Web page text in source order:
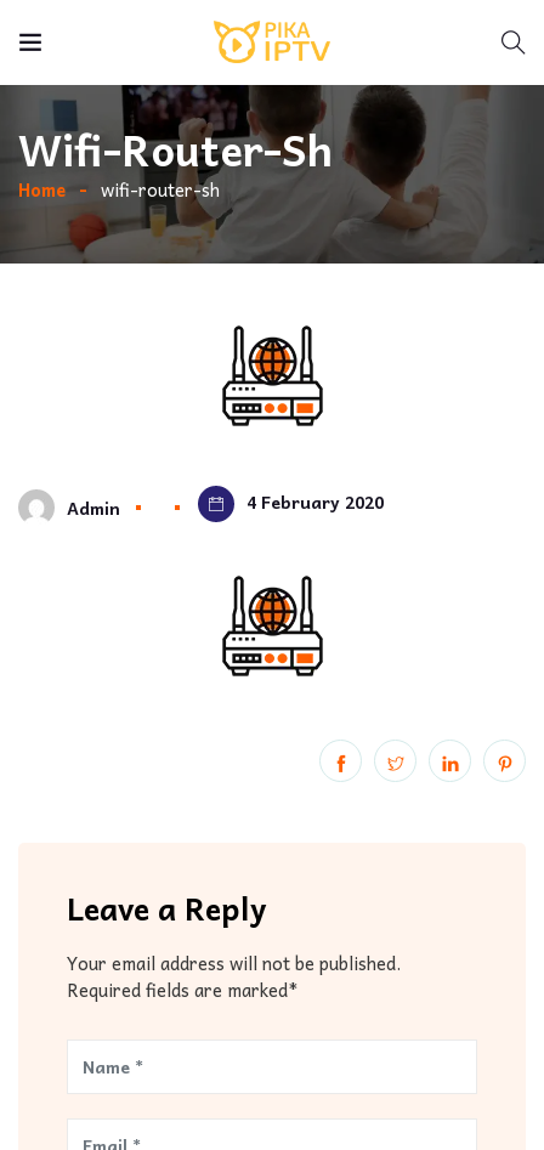
Wifi-Router-Sh
Home wifi-router-sh
Admin 4 February 2020
Leave a Reply
Your email address will not be published.
Required fields are marked*